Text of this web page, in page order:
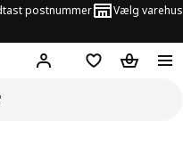
postnummer Vælg varehus
Hej! Log ind her
Huskeliste
Kurv